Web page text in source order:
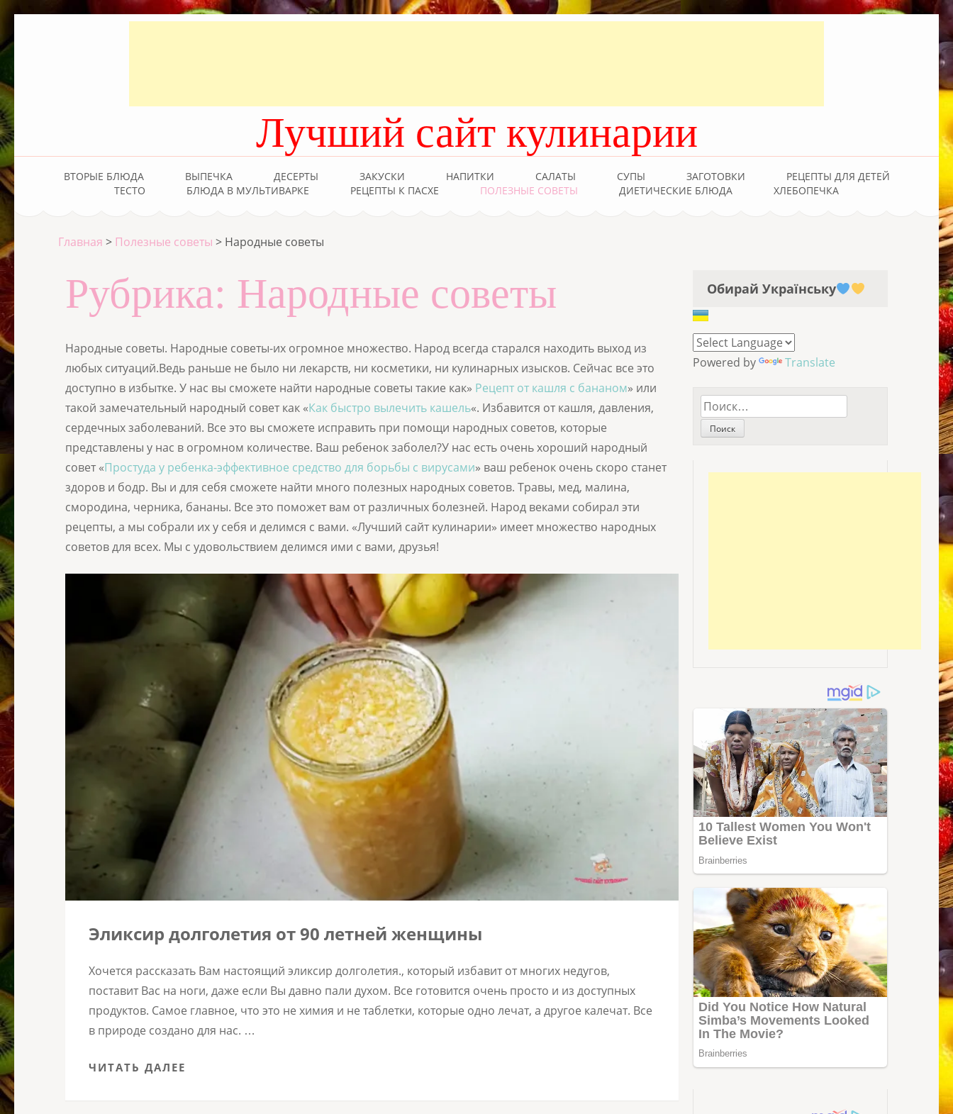
Лучший сайт кулинарии
ВТОРЫЕ БЛЮДА ВЫПЕЧКА ДЕСЕРТЫ ЗАКУСКИ НАПИТКИ САЛАТЫ СУПЫ ЗАГОТОВКИ
РЕЦЕПТЫ ДЛЯ ДЕТЕЙ
ТЕСТО
БЛЮДА В МУЛЬТИВАРКЕ РЕЦЕПТЫ К ПАСХЕ ПОЛЕЗНЫЕ СОВЕТЫ ДИЕТИЧЕСКИЕ БЛЮДА ХЛЕБОПЕЧКА
Главная > Полезные советы > Народные советы
Рубрика: Народные советы
Народные советы. Народные советы-их огромное множество. Народ всегда старался находить выход из
любых ситуаций.Ведь раньше не было ни лекарств, ни косметики, ни кулинарных изысков. Сейчас все это
доступно в избытке. У нас вы сможете найти народные советы такие как» Рецепт от кашля с бананом» или
такой замечательный народный совет как «Как быстро вылечить кашель«. Избавится от кашля, давления,
сердечных заболеваний. Все это вы сможете исправить при помощи народных советов, которые
представлены у нас в огромном количестве. Ваш ребенок заболел?У нас есть очень хороший народный
совет «Простуда у ребенка-эффективное средство для борьбы с вирусами» ваш ребенок очень скоро станет
здоров и бодр. Вы и для себя сможете найти много полезных народных советов. Травы, мед, малина,
смородина, черника, бананы. Все это поможет вам от различных болезней. Народ веками собирал эти
рецепты, а мы собрали их у себя и делимся с вами. «Лучший сайт кулинарии» имеет множество народных
советов для всех. Мы с удовольствием делимся ими с вами, друзья!
Эликсир долголетия от 90 летней женщины
Хочется рассказать Вам настоящий эликсир долголетия., который избавит от многих недугов,
поставит Вас на ноги, даже если Вы давно пали духом. Все готовится очень просто и из доступных
продуктов. Самое главное, что это не химия и не таблетки, которые одно лечат, а другое калечат. Все
в природе создано для нас. …
ЧИТАТЬ ДАЛЕЕ
Обирай Українську
Powered by Translate
Найти: